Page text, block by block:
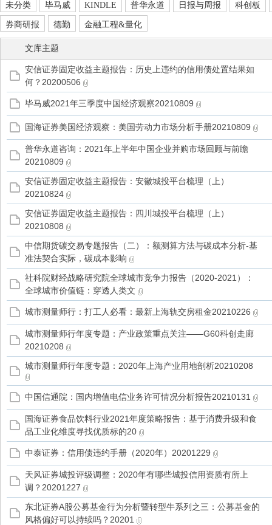
管
未分类 毕马威 KINDLE 普华永道 日报与周报 科创板
券商研报 德勤 金融工程&量化
文库主题
安信证券固定收益主题报告：历史上违约的信用债处置结果如
何？20200506
毕马威2021年三季度中国经济观察20210809
国海证券美国经济观察：美国劳动力市场分析手册20210809
普华永道咨询：2021年上半年中国企业并购市场回顾与前瞻
20210809
安信证券固定收益主题报告：安徽城投平台梳理（上）
20210824
安信证券固定收益主题报告：四川城投平台梳理（上）
20210808
中信期货碳交易专题报告（二）：额测算方法与碳成本分析-基
准法契合实际，碳成本影响
社科院财经战略研究院全球城市竞争力报告（2020-2021）：
全球城市价值链：穿透人类文
城市测量师行：打工人必看：最新上海轨交房租金20210226
城市测量师行年度专题：产业政策重点关注——G60科创走廊
20210208
城市测量师行年度专题：2020年上海产业用地剖析20210208
中国信通院：国内增值电信业务许可情况分析报告20210131
国海证券食品饮料行业2021年度策略报告：基于消费升级和食
品工业化维度寻找优质标的20
中泰证券：信用债违约手册（2020年）20201229
天风证券城投评级调整：2020年有哪些城投信用资质有所上
调？20201227
东北证券A股公募基金行为分析暨转型牛系列之三：公募基金的
风格偏好可以持续吗？20201